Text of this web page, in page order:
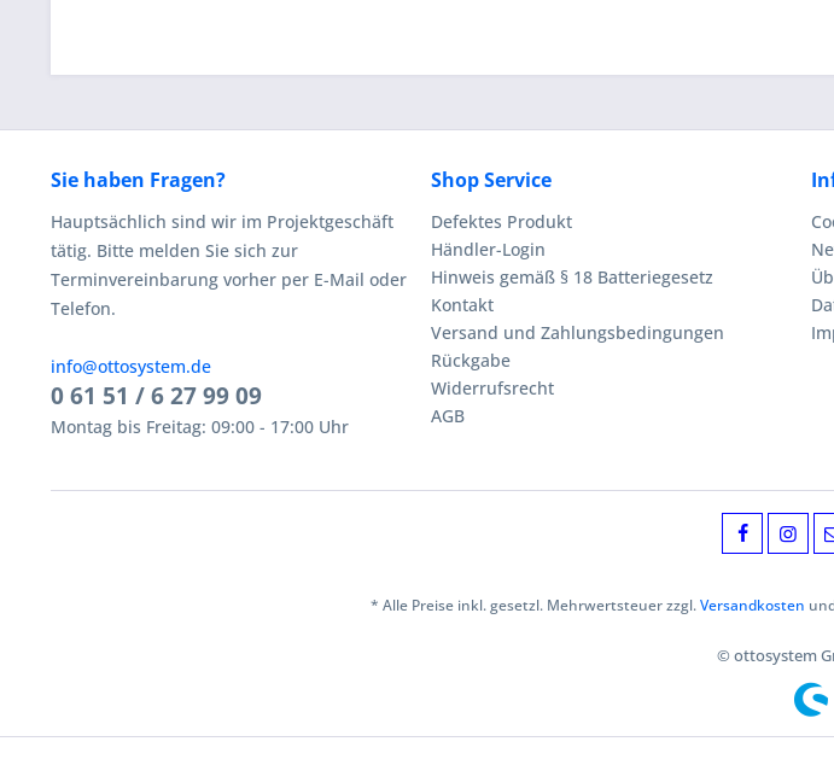
Sie haben Fragen?
Hauptsächlich sind wir im Projektgeschäft
tätig. Bitte melden Sie sich zur
Terminvereinbarung vorher per E-Mail oder
Telefon.
info@ottosystem.de
0 61 51 / 6 27 99 09
Montag bis Freitag: 09:00 - 17:00 Uhr
Shop Service
Defektes Produkt
Händler-Login
Hinweis gemäß § 18 Batteriegesetz
Kontakt
Versand und Zahlungsbedingungen
Rückgabe
Widerrufsrecht
AGB
* Alle Preise inkl. gesetzl. Mehrwertsteuer zzgl.Versandkosten
© ottosystem